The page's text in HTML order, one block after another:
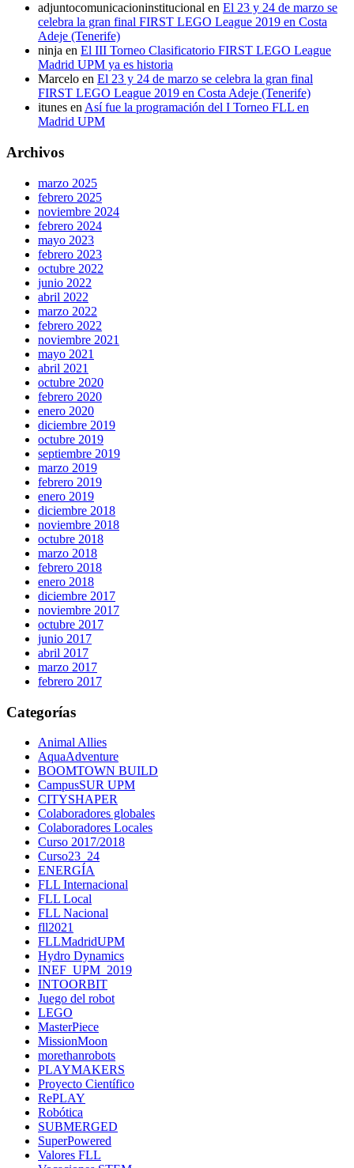
adjuntocomunicacioninstitucional en El 23 y 24 de marzo se
celebra la gran final FIRST LEGO League 2019 en Costa
Adeje (Tenerife)
ninja en El III Torneo Clasificatorio FIRST LEGO League
Madrid UPM ya es historia
Marcelo en El 23 y 24 de marzo se celebra la gran final
FIRST LEGO League 2019 en Costa Adeje (Tenerife)
itunes en Así fue la programación del I Torneo FLL en
Madrid UPM
Archivos
marzo 2025
febrero 2025
noviembre 2024
febrero 2024
mayo 2023
febrero 2023
octubre 2022
junio 2022
abril 2022
marzo 2022
febrero 2022
noviembre 2021
mayo 2021
abril 2021
octubre 2020
febrero 2020
enero 2020
diciembre 2019
octubre 2019
septiembre 2019
marzo 2019
febrero 2019
enero 2019
diciembre 2018
noviembre 2018
octubre 2018
marzo 2018
febrero 2018
enero 2018
diciembre 2017
noviembre 2017
octubre 2017
junio 2017
abril 2017
marzo 2017
febrero 2017
Categorías
Animal Allies
AquaAdventure
BOOMTOWN BUILD
CampusSUR UPM
CITYSHAPER
Colaboradores globales
Colaboradores Locales
Curso 2017/2018
Curso23_24
ENERGÍA
FLL Internacional
FLL Local
FLL Nacional
fll2021
FLLMadridUPM
Hydro Dynamics
INEF_UPM_2019
INTOORBIT
Juego del robot
LEGO
MasterPiece
MissionMoon
morethanrobots
PLAYMAKERS
Proyecto Científico
RePLAY
Robótica
SUBMERGED
SuperPowered
Valores FLL